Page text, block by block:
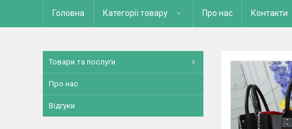
Головна Категорії товару Про нас Контакти
Товари та послуги
Про нас
Відгуки